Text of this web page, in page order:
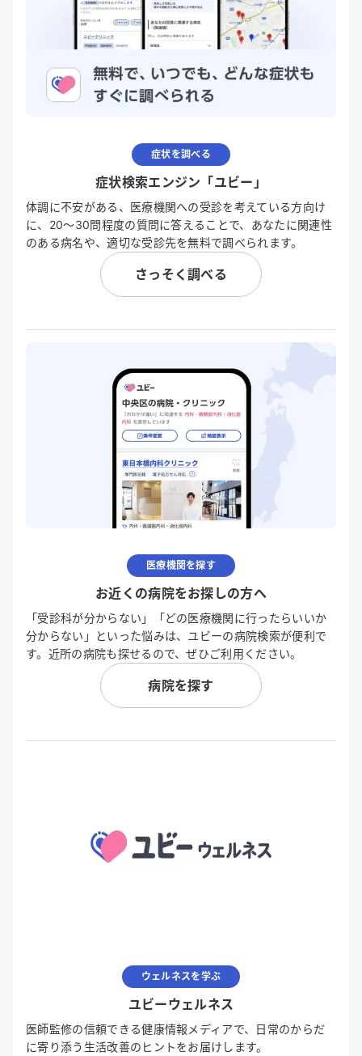
症状を調べる
症状検索エンジン「ユビー」
体調に不安がある、医療機関への受診を考えている方向け
に、20〜30問程度の質問に答えることで、あなたに関連性
のある病名や、適切な受診先を無料で調べられます。
さっそく調べる
医療機関を探す
お近くの病院をお探しの方へ
「受診科が分からない」「どの医療機関に行ったらいいか
分からない」といった悩みは、ユビーの病院検索が便利で
す。近所の病院も探せるので、ぜひご利用ください。
病院を探す
ウェルネスを学ぶ
ユビーウェルネス
医師監修の信頼できる健康情報メディアで、日常のからだ
に寄り添う生活改善のヒントをお届けします。